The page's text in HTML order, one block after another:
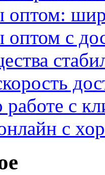
оптом:
оптом с
с
с